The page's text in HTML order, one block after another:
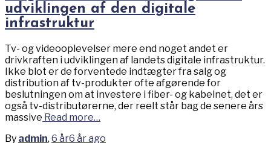
udviklingen af den digitale
infrastruktur
Tv- og videooplevelser mere end noget andet er
drivkraften i udviklingen af landets digitale infrastruktur.
Ikke blot er de forventede indtægter fra salg og
distribution af tv-produkter ofte afgørende for
beslutningen om at investere i fiber- og kabelnet, det er
også tv-distributørerne, der reelt står bag de senere års
massive Read more…
By admin, 6 år6 årago